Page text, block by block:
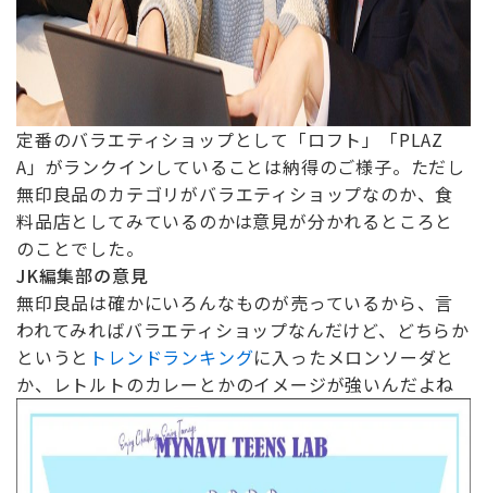
定番のバラエティショップとして「ロフト」「PLAZ
A」がランクインしていることは納得のご様子。ただし
無印良品のカテゴリがバラエティショップなのか、食
料品店としてみているのかは意見が分かれるところと
のことでした。
JK編集部の意見
無印良品は確かにいろんなものが売っているから、言
われてみればバラエティショップなんだけど、どちらか
というと トレンドランキングに入ったメロンソーダと
か、レトルトのカレーとかのイメージが強いんだよね